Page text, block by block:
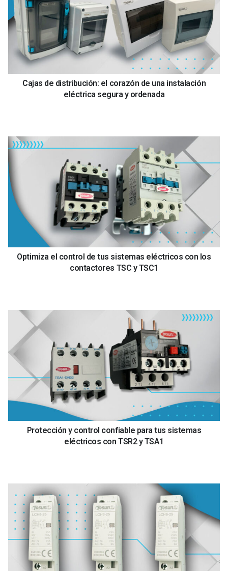
Cajas de distribución: el corazón de una instalación
eléctrica segura y ordenada
Optimiza el control de tus sistemas eléctricos con los
contactores TSC y TSC1
Protección y control confiable para tus sistemas
eléctricos con TSR2 y TSA1